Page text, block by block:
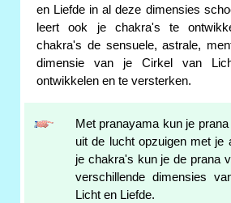
en Liefde in al deze dimensies
leert ook je chakra's te
chakra's de sensuele, astrale,
dimensie van je Cirkel van
ontwikkelen en te versterken.
Met pranayama kun je
uit de lucht opzuigen met je
je chakra's kun je de prana
verschillende dimensies
Licht en Liefde.